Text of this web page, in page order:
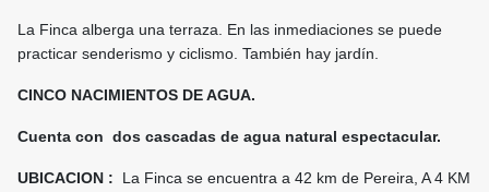
La Finca alberga una terraza. En las inmediaciones se puede
practicar senderismo y ciclismo. También hay jardín.
CINCO NACIMIENTOS DE AGUA.
Cuenta con dos cascadas de agua natural espectacular.
UBICACION :
La Finca se encuentra a 42 km de Pereira, A 4 KM